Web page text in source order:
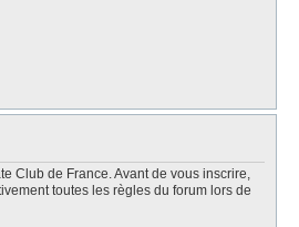
Club de France. Avant de vous inscrire,
toutes les règles du forum lors de